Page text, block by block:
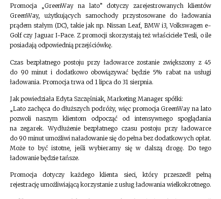
Promocja „GreenWay na lato” dotyczy zarejestrowanych klientów
GreenWay, użytkujących samochody przystosowane do ładowania
prądem stałym (DC), takie jak np. Nissan Leaf, BMW i3, Volkswagen e-
Golf czy Jaguar I-Pace. Z promocji skorzystają też właściciele Tesli, o ile
posiadają odpowiednią przejściówkę.
Czas bezpłatnego postoju przy ładowarce zostanie zwiększony z 45
do 90 minut i dodatkowo obowiązywać będzie 5% rabat na usługi
ładowania. Promocja trwa od 1 lipca do 31 sierpnia.
Jak powiedziała Edyta Szczęśniak, Marketing Manager spółki:
„Lato zachęca do dłuższych podróży, więc promocja GreenWay na lato
pozwoli naszym klientom odpocząć od intensywnego spoglądania
na zegarek. Wydłużenie bezpłatnego czasu postoju przy ładowarce
do 90 minut umożliwi naładowanie się do pełna bez dodatkowych opłat.
Może to być istotne, jeśli wybieramy się w dalszą drogę. Do tego
ładowanie będzie tańsze.
Promocja dotyczy każdego klienta sieci, który przeszedł pełną
rejestrację umożliwiającą korzystanie z usług ładowania wielkokrotnego.